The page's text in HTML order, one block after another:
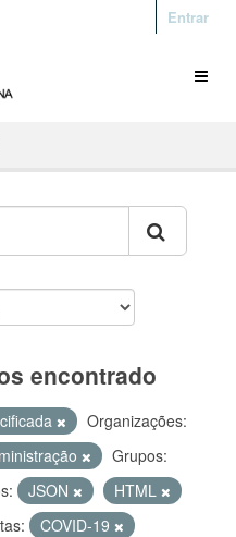
Entrar
encontrado
Organizações:
Grupos:
JSON
HTML
COVID-19